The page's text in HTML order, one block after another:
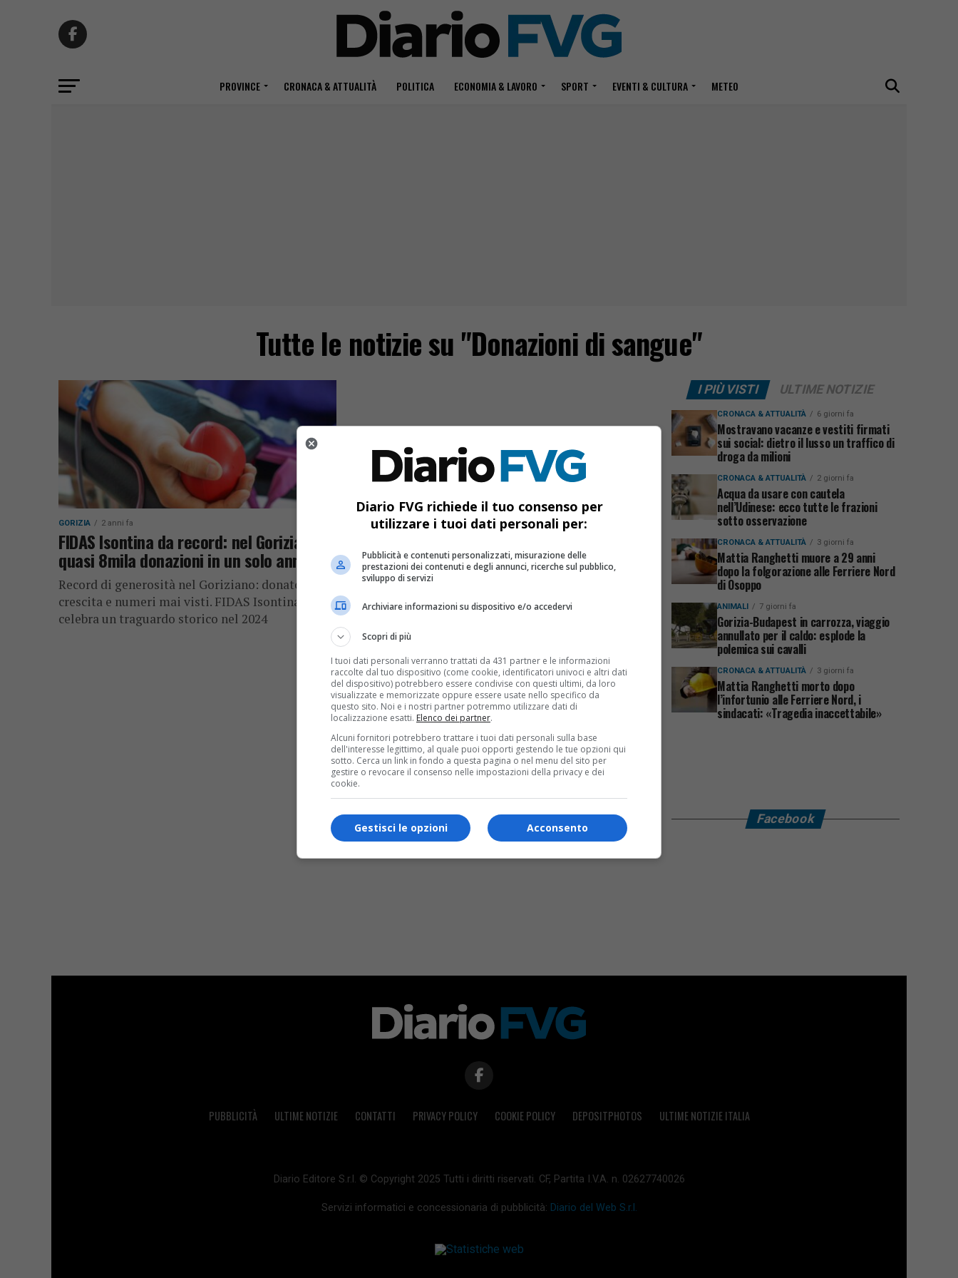
PROVINCE CRONACA & ATTUALITÀ POLITICA ECONOMIA & LAVORO SPORT EVENTI & CULTURA METEO
Tutte le notizie su "Donazioni di sangue"
GORIZIA 2 anni fa
FIDAS Isontina da record: nel Goriziano
quasi 8mila donazioni in un solo anno
Record di generosità nel Goriziano: donatori in
crescita e numeri mai visti. FIDAS Isontina
celebra un traguardo storico nel 2024
I PIÙ VISTI ULTIME NOTIZIE
CRONACA & ATTUALITÀ 6 giorni fa
Mostravano vacanze e vestiti firmati
sui social: dietro il lusso un traffico di
droga da milioni
CRONACA & ATTUALITÀ 2 giorni fa
Acqua da usare con cautela
nell’Udinese: ecco tutte le frazioni
sotto osservazione
CRONACA & ATTUALITÀ 3 giorni fa
Mattia Ranghetti muore a 29 anni
dopo la folgorazione alle Ferriere Nord
di Osoppo
ANIMALI 7 giorni fa
Gorizia-Budapest in carrozza, viaggio
annullato per il caldo: esplode la
polemica sui cavalli
CRONACA & ATTUALITÀ 3 giorni fa
Mattia Ranghetti morto dopo
l’infortunio alle Ferriere Nord, i
sindacati: «Tragedia inaccettabile»
Facebook
PUBBLICITÀ ULTIME NOTIZIE CONTATTI PRIVACY POLICY COOKIE POLICY DEPOSITPHOTOS ULTIME NOTIZIE ITALIA
Diario Editore S.r.l. © Copyright 2025 Tutti i diritti riservati. CF, Partita I.V.A. n. 02627740026
Servizi informatici e concessionaria di pubblicità: Diario del Web S.r.l.
Diario FVG richiede il tuo consenso per
utilizzare i tuoi dati personali per:
Pubblicità e contenuti personalizzati, misurazione delle
prestazioni dei contenuti e degli annunci, ricerche sul pubblico,
sviluppo di servizi
Archiviare informazioni su dispositivo e/o accedervi
Scopri di più
I tuoi dati personali verranno trattati da 431 partner e le informazioni
raccolte dal tuo dispositivo (come cookie, identificatori univoci e altri dati
del dispositivo) potrebbero essere condivise con questi ultimi, da loro
visualizzate e memorizzate oppure essere usate nello specifico da
questo sito. Noi e i nostri partner potremmo utilizzare dati di
localizzazione esatti. Elenco dei partner.
Alcuni fornitori potrebbero trattare i tuoi dati personali sulla base
dell'interesse legittimo, al quale puoi opporti gestendo le tue opzioni qui
sotto. Cerca un link in fondo a questa pagina o nel menu del sito per
gestire o revocare il consenso nelle impostazioni della privacy e dei
cookie.
Acconsento
Gestisci le opzioni